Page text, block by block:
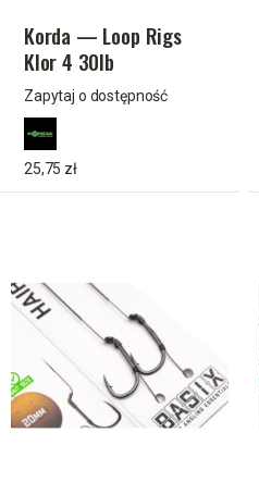
Korda — Loop Rigs
Klor 4 30lb
Zapytaj o dostępność
25,75 zł